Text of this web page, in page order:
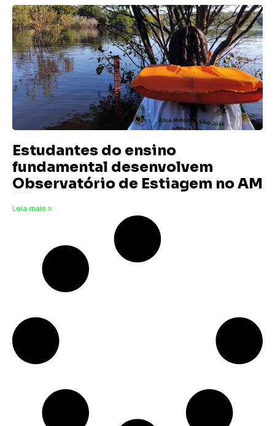
Estudantes do ensino
fundamental desenvolvem
Observatório de Estiagem no AM
Leia mais »